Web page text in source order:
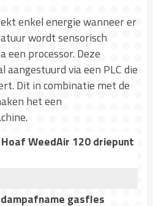
enkel energie wanneer er
wordt sensorisch
een processor. Deze
via een PLC die
Dit in combinatie met de
het een
WeedAir 120 driepunt
gasfles